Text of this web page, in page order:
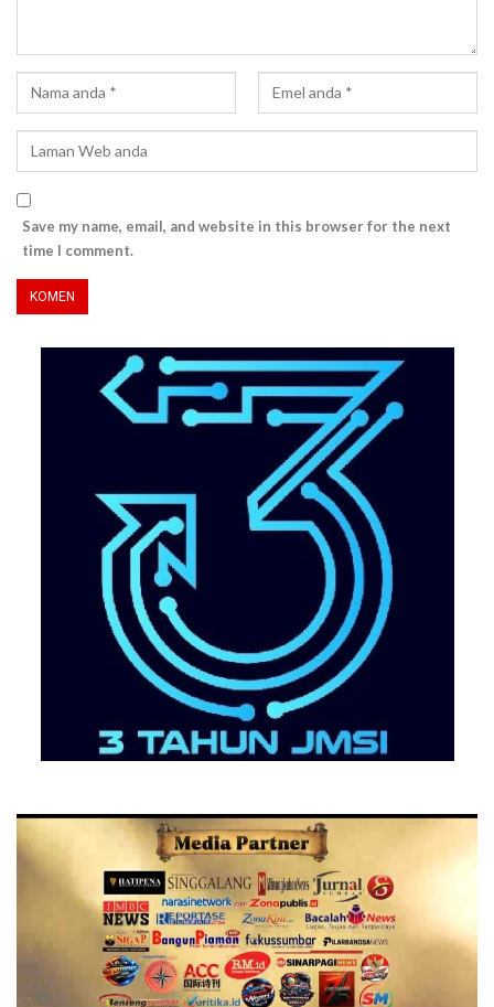
Save my name, email, and website in this browser for the next
time I comment.